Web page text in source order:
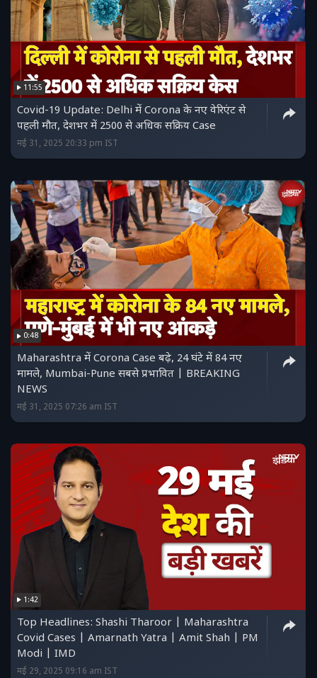
11:55
Covid-19 Update: Delhi में Corona के नए वेरिएंट से
पहली मौत, देशभर में 2500 से अधिक सक्रिय Case
मई 31, 2025 20:33 pm IST
0:48
Maharashtra में Corona Case बढ़े, 24 घंटे में 84 नए
मामले, Mumbai-Pune सबसे प्रभावित | BREAKING
NEWS
मई 31, 2025 07:26 am IST
1:42
Top Headlines: Shashi Tharoor | Maharashtra
Covid Cases | Amarnath Yatra | Amit Shah | PM
Modi | IMD
मई 29, 2025 09:16 am IST